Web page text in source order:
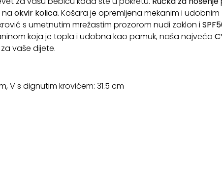
na okvir kolica. Košara je opremljena mekanim i udobnim
s umetnutim mrežastim prozorom nudi zaklon i
koja je topla i udobna kao pamuk, naša najveća
vaše dijete.
V s dignutim krovićem: 31.5 cm